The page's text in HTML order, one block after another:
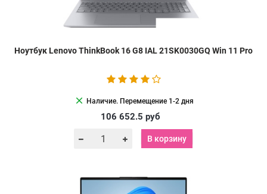
Ноутбук Lenovo ThinkBook 16 G8 IAL 21SK0030GQ Win 11 Pro
clear Наличие. Перемещение 1-2 дня
106 652.5 руб
В корзину